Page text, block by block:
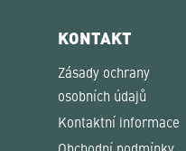
KONTAKT
Zásady ochrany
osobních údajů
Kontaktní informace